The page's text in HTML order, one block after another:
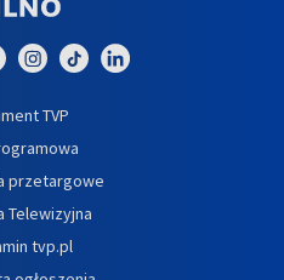
TVP
przetargowe
Telewizyjna
tvp.pl